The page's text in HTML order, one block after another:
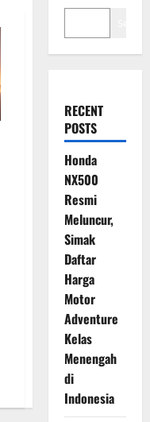
RECENT
POSTS
Honda
NX500
Resmi
Meluncur,
Simak
Daftar
Harga
Motor
Adventure
Kelas
Menengah
di
Indonesia